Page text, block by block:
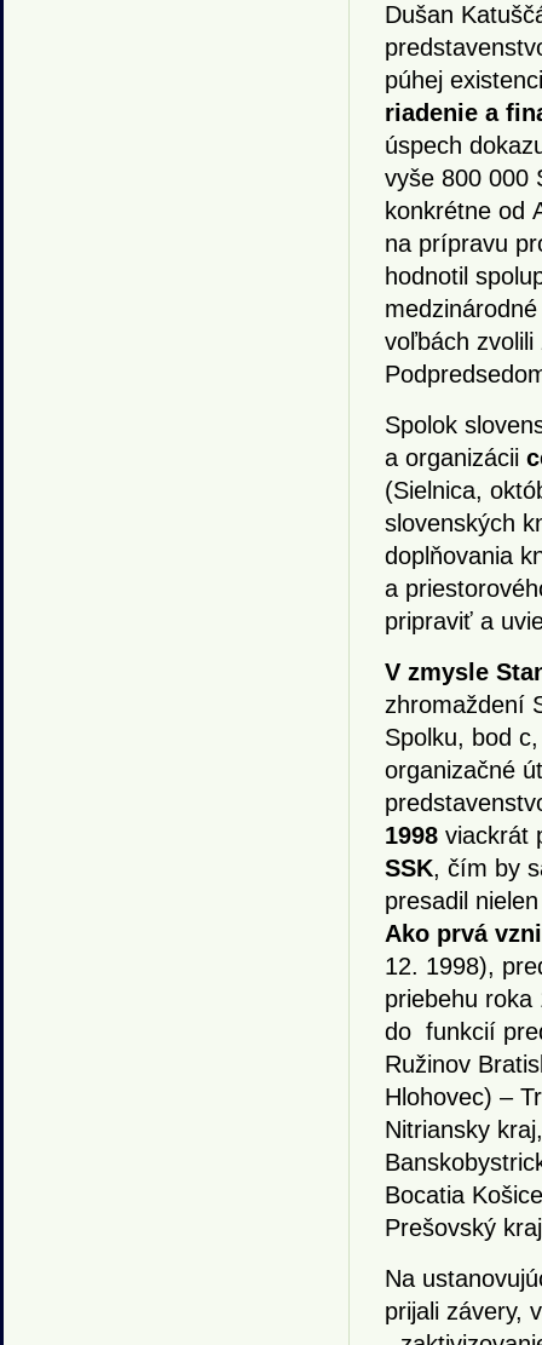
Dušan
púhej
riadenie a
úspech
vyše 800 000
konkrétne od
na prípravu
hodnotil
voľbách
Spolok
a organizácii
(Sielnica,
slovenských
doplňovania
a
pripraviť a
V zmysle
zhromaždení
Spolku, bod
organizačné
1998 viackrát
SSK, čím by
presadil
Ako prvá
12. 1998),
priebehu roka
do funkcií
Ružinov
Hlohovec) –
Nitriansky
Bocatia
Prešovský
Na
prijali závery,